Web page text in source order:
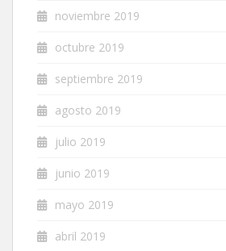
noviembre 2019
octubre 2019
septiembre 2019
agosto 2019
julio 2019
junio 2019
mayo 2019
abril 2019